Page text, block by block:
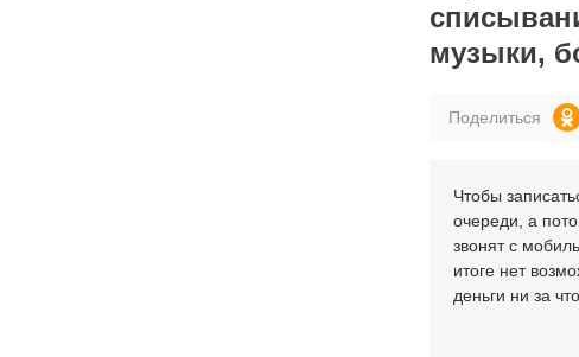
музыки,
Поделиться
Чтобы
очереди, а
звонят с
итоге нет
деньги ни за что.